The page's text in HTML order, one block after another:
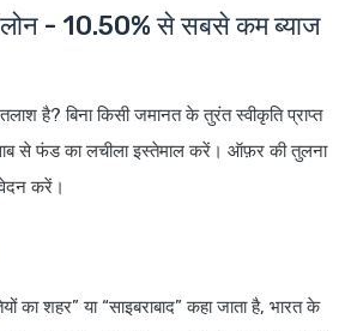
लोन - 10.50% से सबसे कम ब्याज
है? बिना किसी जमानत के तुरंत स्वीकृति प्राप्त
से फंड का लचीला इस्तेमाल करें। ऑफ़र की तुलना
करें।
का शहर” या “साइबराबाद” कहा जाता है, भारत के